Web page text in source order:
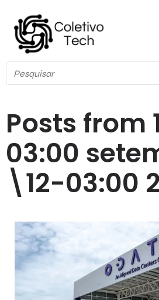
Posts from
03:00
\12-03:00